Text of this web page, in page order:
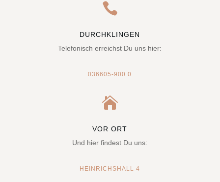

DURCHKLINGEN
Telefonisch erreichst Du uns hier:
036605-900 0

VOR ORT
Und hier findest Du uns:
HEINRICHSHALL 4